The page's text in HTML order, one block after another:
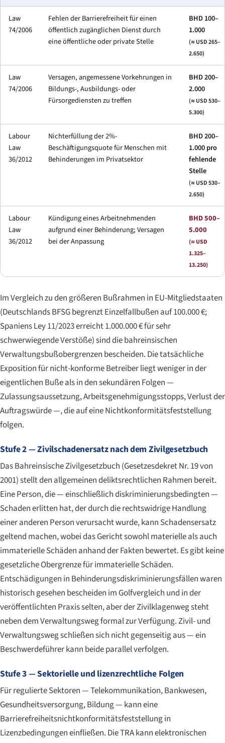
Law
74/2006
Fehlen der Barrierefreiheit für einen
öffentlich zugänglichen Dienst durch
eine öffentliche oder private Stelle
BHD 100–
1.000
(≈ USD 265–
2.650)
Law
74/2006
Versagen, angemessene Vorkehrungen in
Bildungs-, Ausbildungs- oder
Fürsorgediensten zu treffen
BHD 200–
2.000
(≈ USD 530–
5.300)
Labour
Law
36/2012
Nichterfüllung der 2%-
Beschäftigungsquote für Menschen mit
Behinderungen im Privatsektor
BHD 200–
1.000 pro
fehlende
Stelle
(≈ USD 530–
2.650)
Labour
Law
36/2012
Kündigung eines Arbeitnehmenden
aufgrund einer Behinderung; Versagen
bei der Anpassung
BHD 500–
5.000
(≈ USD
1.325–
13.250)
Im Vergleich zu den größeren Bußrahmen in EU-Mitgliedstaaten
(Deutschlands BFSG begrenzt Einzelfallbußen auf 100.000 €;
Spaniens Ley 11/2023 erreicht 1.000.000 € für sehr
schwerwiegende Verstöße) sind die bahreinsischen
Verwaltungsbußobergrenzen bescheiden. Die tatsächliche
Exposition für nicht-konforme Betreiber liegt weniger in der
eigentlichen Buße als in den sekundären Folgen —
Zulassungsaussetzung, Arbeitsgenehmigungsstopps, Verlust der
Auftragswürde —, die auf eine Nichtkonformitätsfeststellung
folgen.
Stufe 2 — Zivilschadenersatz nach dem Zivilgesetzbuch
Das Bahreinsische Zivilgesetzbuch (Gesetzesdekret Nr. 19 von
2001) stellt den allgemeinen deliktsrechtlichen Rahmen bereit.
Eine Person, die — einschließlich diskriminierungsbedingten —
Schaden erlitten hat, der durch die rechtswidrige Handlung
einer anderen Person verursacht wurde, kann Schadensersatz
geltend machen, wobei das Gericht sowohl materielle als auch
immaterielle Schäden anhand der Fakten bewertet. Es gibt keine
gesetzliche Obergrenze für immaterielle Schäden.
Entschädigungen in Behinderungsdiskriminierungsfällen waren
historisch gesehen bescheiden im Golfvergleich und in der
veröffentlichten Praxis selten, aber der Zivilklagenweg steht
neben dem Verwaltungsweg formal zur Verfügung. Zivil- und
Verwaltungsweg schließen sich nicht gegenseitig aus — ein
Beschwerdeführer kann beide parallel verfolgen.
Stufe 3 — Sektorielle und lizenzrechtliche Folgen
Für regulierte Sektoren — Telekommunikation, Bankwesen,
Gesundheitsversorgung, Bildung — kann eine
Barrierefreiheitsnichtkonformitätsfeststellung in
Lizenzbedingungen einfließen. Die TRA kann elektronischen